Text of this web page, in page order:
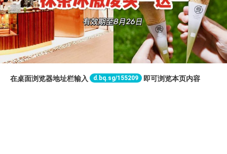
在桌面浏览器地址栏输入 d.bq.sg/155209 即可浏览本页内容